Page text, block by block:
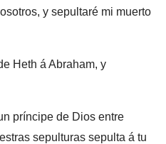
y sepultaré mi muerto
Heth á Abraham, y
príncipe de Dios entre
sepulturas sepulta á tu